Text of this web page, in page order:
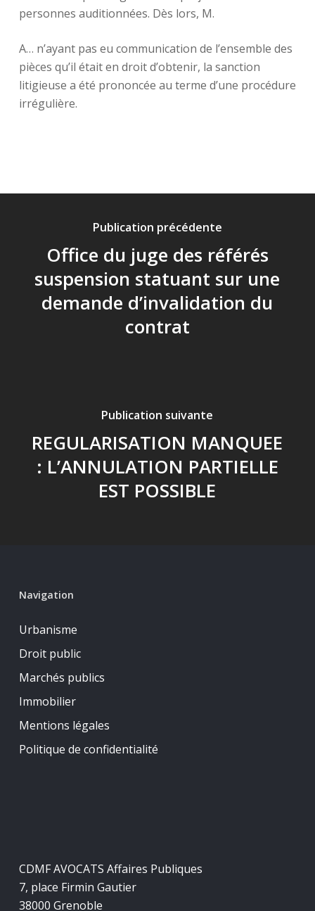
personnes auditionnées. Dès lors, M.
A… n’ayant pas eu communication de l’ensemble des
pièces qu’il était en droit d’obtenir, la sanction
litigieuse a été prononcée au terme d’une procédure
irrégulière.
Publication précédente
Office du juge des référés
suspension statuant sur une
demande d’invalidation du
contrat
Publication suivante
REGULARISATION MANQUEE
: L’ANNULATION PARTIELLE
EST POSSIBLE
Navigation
Urbanisme
Droit public
Marchés publics
Immobilier
Mentions légales
Politique de confidentialité
CDMF AVOCATS Affaires Publiques
7, place Firmin Gautier
38000 Grenoble